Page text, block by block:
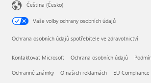
Čeština (Česko)
Vaše volby ochrany osobních údajů
Ochrana osobních údajů spotřebitele ve zdravotnictví
Kontaktovat Microsoft Ochrana osobních údajů
Ochranné známky O našich reklamách EU Compliance